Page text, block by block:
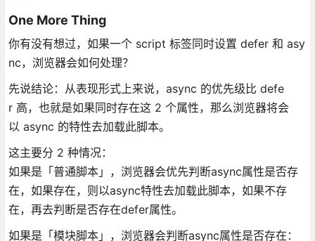
One More Thing
你有没有想过，如果一个 script 标签同时设置 defer 和 asy
nc，浏览器会如何处理？
先说结论：从表现形式上来说，async 的优先级比 defe
r 高，也就是如果同时存在这 2 个属性，那么浏览器将会
以 async 的特性去加载此脚本。
这主要分 2 种情况：
如果是「普通脚本」，浏览器会优先判断async属性是否存
在，如果存在，则以async特性去加载此脚本，如果不存
在，再去判断是否存在defer属性。
如果是「模块脚本」，浏览器会判断async属性是否存在：